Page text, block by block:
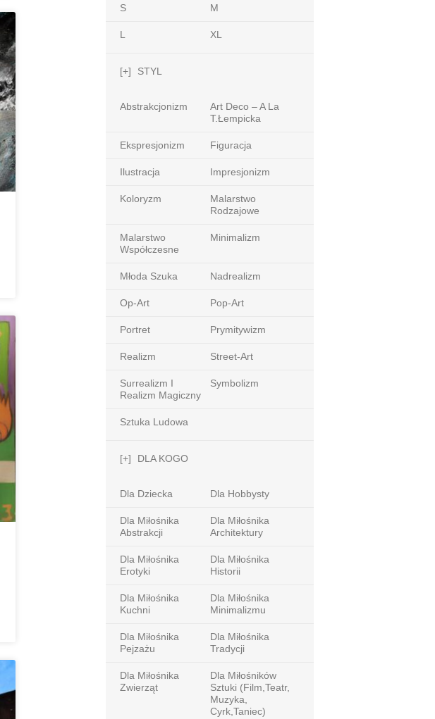
S M
L XL
[+] STYL
Abstrakcjonizm
Art Deco – A La
T.Łempicka
Ekspresjonizm Figuracja
Ilustracja Impresjonizm
Koloryzm
Malarstwo
Rodzajowe
Malarstwo
Współczesne
Minimalizm
Młoda Szuka Nadrealizm
Op-Art Pop-Art
Portret Prymitywizm
Realizm Street-Art
Surrealizm I
Realizm Magiczny
Symbolizm
Sztuka Ludowa
[+] DLA KOGO
Dla Dziecka Dla Hobbysty
Dla Miłośnika
Abstrakcji
Dla Miłośnika
Architektury
Dla Miłośnika
Erotyki
Dla Miłośnika
Historii
Dla Miłośnika
Kuchni
Dla Miłośnika
Minimalizmu
Dla Miłośnika
Pejzażu
Dla Miłośnika
Tradycji
Dla Miłośnika
Zwierząt
Dla Miłośników
Sztuki (film,teatr,
Muzyka,
Cyrk,taniec)